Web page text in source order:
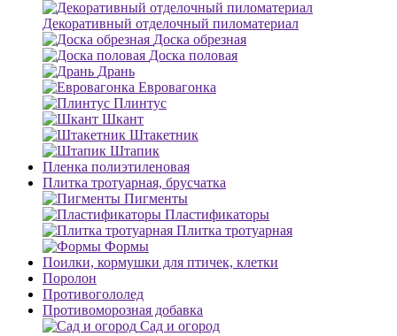
Декоративный отделочный пиломатериал
Доска обрезная
Доска половая
Дрань
Евровагонка
Плинтус
Шкант
Штакетник
Штапик
Пленка полиэтиленовая
Плитка тротуарная, брусчатка
Пигменты
Пластификаторы
Плитка тротуарная
Формы
Поилки, кормушки для птичек, клетки
Поролон
Противогололед
Противоморозная добавка
Сад и огород